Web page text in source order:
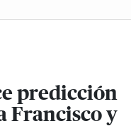
predicción
Francisco y